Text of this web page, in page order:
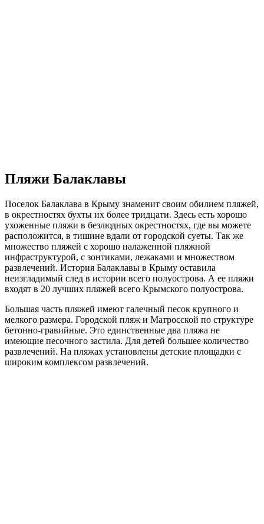
Пляжи Балаклавы
Поселок Балаклава в Крыму знаменит своим обилием пляжей,
в окрестностях бухты их более тридцати. Здесь есть хорошо
ухоженные пляжи в безлюдных окрестностях, где вы можете
расположится, в тишине вдали от городской суеты. Так же
множество пляжей с хорошо налаженной пляжной
инфраструктурой, с зонтиками, лежаками и множеством
развлечений. История Балаклавы в Крыму оставила
неизгладимый след в истории всего полуострова. А ее пляжи
входят в 20 лучших пляжей всего Крымского полуострова.
Большая часть пляжей имеют галечный песок крупного и
мелкого размера. Городской пляж и Матросской по структуре
бетонно-гравийные. Это единственные два пляжа не
имеющие песочного застила. Для детей большее количество
развлечений. На пляжах установлены детские площадки с
широким комплексом развлечений.